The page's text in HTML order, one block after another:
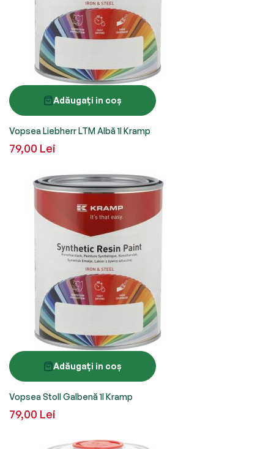
Adăugați in coș
Vopsea Liebherr LTM Albă 1l Kramp
79,00 Lei
Adăugați in coș
Vopsea Stoll Galbenă 1l Kramp
79,00 Lei